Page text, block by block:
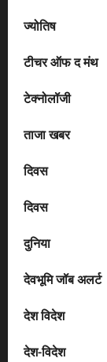
ज्योतिष
टीचर ऑफ द मंथ
टेक्नोलॉजी
ताजा खबर
दिवस
दिवस
दुनिया
देवभूमि जॉब अलर्ट
देश विदेश
देश-विदेश